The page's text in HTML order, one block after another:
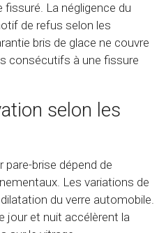
fissuré. La négligence du
de refus selon les
bris de glace ne couvre
consécutifs à une fissure
selon les
pare-brise dépend de
Les variations de
du verre automobile.
jour et nuit accélèrent la